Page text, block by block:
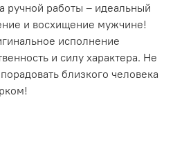
ручной работы – идеальный
и восхищение мужчине!
исполнение
и силу характера. Не
близкого человека